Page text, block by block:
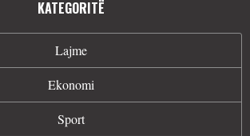
KATEGORITË
Lajme
Ekonomi
Sport